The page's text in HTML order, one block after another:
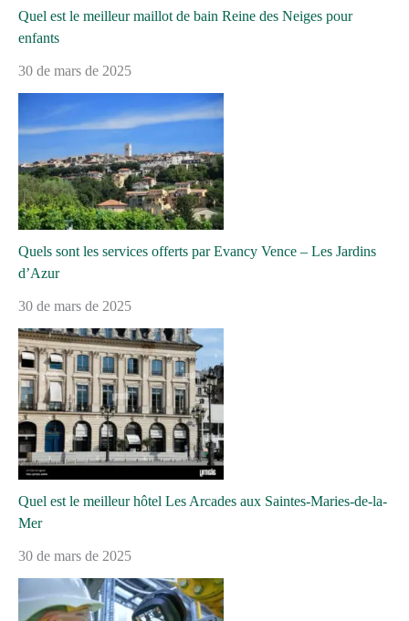
Quel est le meilleur maillot de bain Reine des Neiges pour
enfants
30 de mars de 2025
Quels sont les services offerts par Evancy Vence – Les Jardins
d’Azur
30 de mars de 2025
Quel est le meilleur hôtel Les Arcades aux Saintes-Maries-de-la-
Mer
30 de mars de 2025